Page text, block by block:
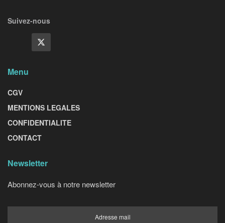
Suivez-nous
Menu
CGV
MENTIONS LEGALES
CONFIDENTIALITE
CONTACT
Newsletter
Abonnez-vous à notre newsletter